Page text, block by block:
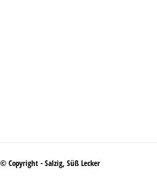
© Copyright - Salzig, Süß Lecker